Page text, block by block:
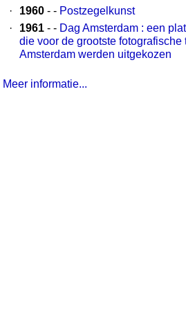
·
1960 - - Postzegelkunst
·
1961 - - Dag Amsterdam : een
die voor de grootste
Amsterdam werden uitgekozen
Meer informatie...